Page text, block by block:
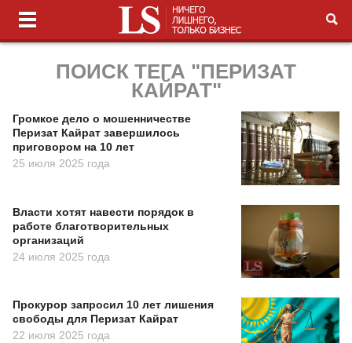
ПОИСК ТЕГА "ПЕРИЗАТ
КАЙРАТ"
Громкое дело о мошенничестве
Перизат Кайрат завершилось
приговором на 10 лет
25 июля 2025 года
Власти хотят навести порядок в
работе благотворительных
организаций
24 июля 2025 года
Прокурор запросил 10 лет лишения
свободы для Перизат Кайрат
22 июля 2025 года